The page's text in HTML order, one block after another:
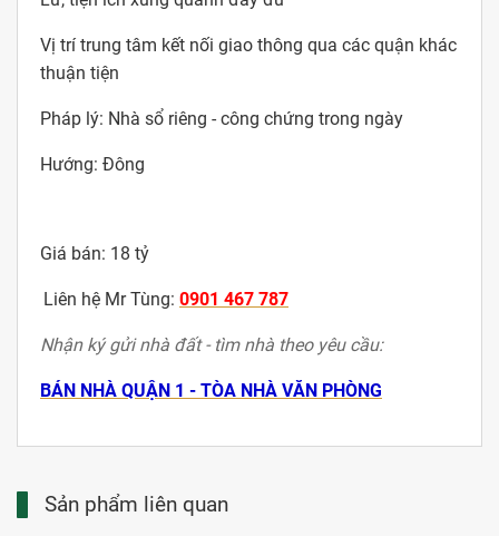
Vị trí trung tâm kết nối giao thông qua các quận khác
thuận tiện
Pháp lý: Nhà sổ riêng - công chứng trong ngày
Hướng: Đông
Giá bán: 18 tỷ
Liên hệ Mr Tùng: 0901 467 787
Nhận ký gửi nhà đất - tìm nhà theo yêu cầu:
BÁN NHÀ QUẬN 1 - TÒA NHÀ VĂN PHÒNG
Sản phẩm liên quan